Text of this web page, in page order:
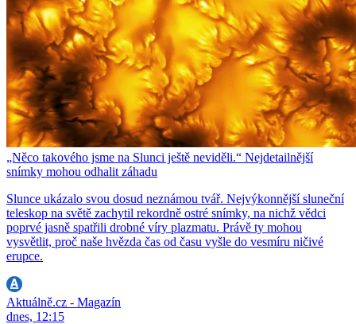
„Něco takového jsme na Slunci ještě neviděli.“ Nejdetailnější
snímky mohou odhalit záhadu
Slunce ukázalo svou dosud neznámou tvář. Nejvýkonnější sluneční
teleskop na světě zachytil rekordně ostré snímky, na nichž vědci
poprvé jasně spatřili drobné víry plazmatu. Právě ty mohou
vysvětlit, proč naše hvězda čas od času vyšle do vesmíru ničivé
erupce.
Aktuálně.cz - Magazín
dnes, 12:15